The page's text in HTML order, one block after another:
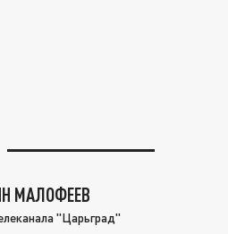
МАЛОФЕЕВ
"Царьград"